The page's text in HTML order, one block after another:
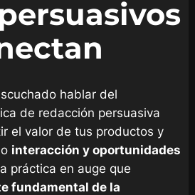
hablar del
de redacción persuasiva
el valor de tus productos y
interacción y oportunidades
práctica en auge que
fundamental de la